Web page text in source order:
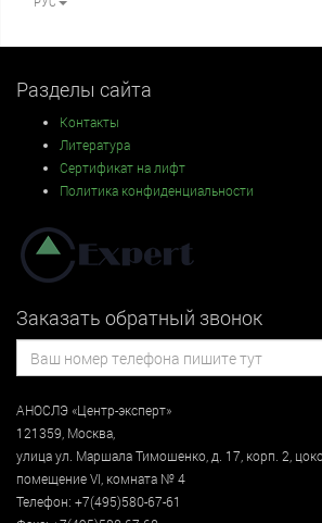
Разделы сайта
Контакты
Литература
Сертификат на лифт
Политика конфиденциальности
Заказать обратный звонок
АНОСЛЭ «Центр-эксперт»
121359, Москва,
улицаул. Маршала Тимошенко, д. 17, корп. 2,
помещение VI, комната № 4
Телефон: +7(495)580-67-61